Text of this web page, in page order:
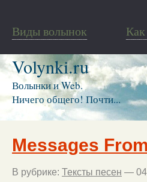
Виды волынок
Volynki.ru
Волынки и Web.
Ничего общего! Почти...
Messages
В рубрике: Тексты песен —